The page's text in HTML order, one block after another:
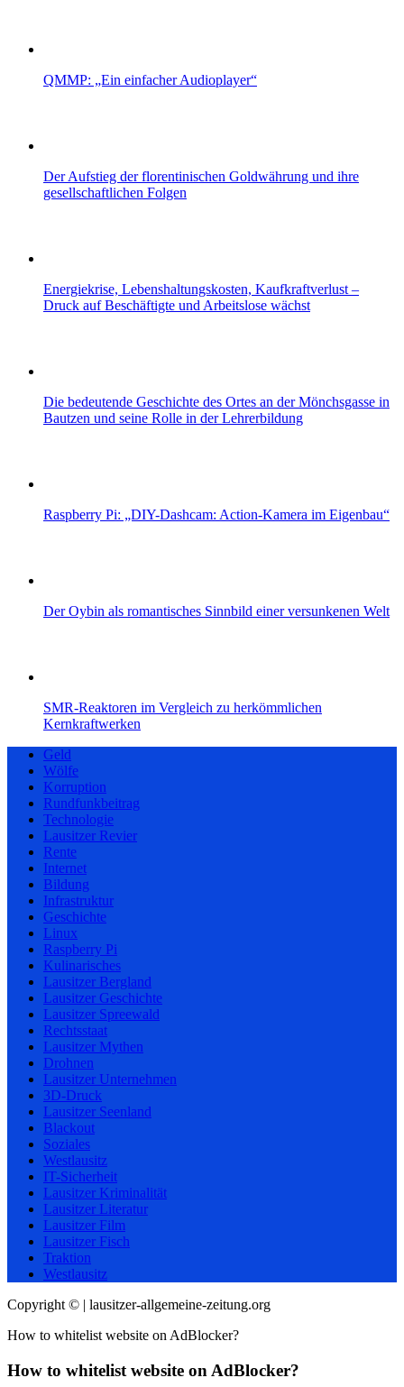
QMMP: „Ein einfacher Audioplayer“
Der Aufstieg der florentinischen Goldwährung und ihre
gesellschaftlichen Folgen
Energiekrise, Lebenshaltungskosten, Kaufkraftverlust –
Druck auf Beschäftigte und Arbeitslose wächst
Die bedeutende Geschichte des Ortes an der Mönchsgasse in
Bautzen und seine Rolle in der Lehrerbildung
Raspberry Pi: „DIY-Dashcam: Action-Kamera im Eigenbau“
Der Oybin als romantisches Sinnbild einer versunkenen Welt
SMR-Reaktoren im Vergleich zu herkömmlichen
Kernkraftwerken
Geld
Wölfe
Korruption
Rundfunkbeitrag
Technologie
Lausitzer Revier
Rente
Internet
Bildung
Infrastruktur
Geschichte
Linux
Raspberry Pi
Kulinarisches
Lausitzer Bergland
Lausitzer Geschichte
Lausitzer Spreewald
Rechtsstaat
Lausitzer Mythen
Drohnen
Lausitzer Unternehmen
3D-Druck
Lausitzer Seenland
Blackout
Soziales
Westlausitz
IT-Sicherheit
Lausitzer Kriminalität
Lausitzer Literatur
Lausitzer Film
Lausitzer Fisch
Traktion
Westlausitz
Copyright © | lausitzer-allgemeine-zeitung.org
How to whitelist website on AdBlocker?
How to whitelist website on AdBlocker?